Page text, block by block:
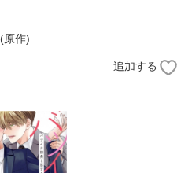
(原作)
追加する